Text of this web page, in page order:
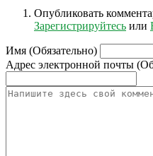
Опубликовать
Зарегистрируйтесь или
Имя (Обязательно)
Адрес электронной почты